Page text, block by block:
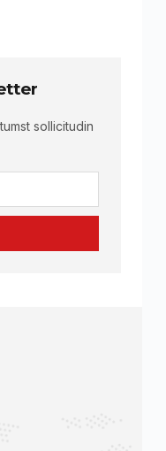
sollicitudin